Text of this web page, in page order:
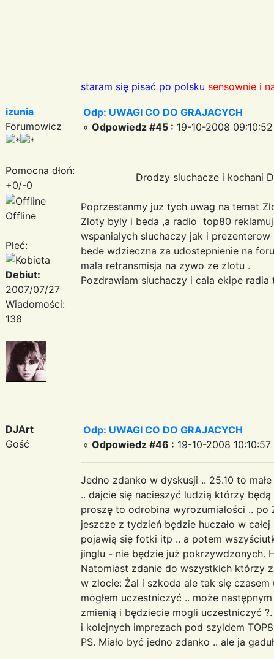
staram się pisać po polsku sensownie i
izunia
Forumowicz
Pomocna dłoń:
+0/-0
Offline
Płeć:
Debiut:
2007/07/27
Wiadomości:
138
Odp: UWAGI CO DO GRAJACYCH
« Odpowiedz #45 : 19-10-2008
Drodzy sluchacze i kochani
Poprzestanmy juz tych uwag na temat
Zloty byly i beda ,a radio top80
wspanialych sluchaczy jak i
bede wdzieczna za udostepnienie na
mala retransmisja na zywo ze zlotu .
Pozdrawiam sluchaczy i cala ekipe
DJArt
Gość
Odp: UWAGI CO DO GRAJACYCH
« Odpowiedz #46 : 19-10-2008 10:10:57
Jedno zdanko w dyskusji .. 25.10 to
.. dajcie się nacieszyć ludzią którzy
proszę to odrobina wyrozumiałości ..
jeszcze z tydzień będzie huczało w
pojawią się fotki itp .. a potem
jinglu - nie będzie już pokrzywdzonych.
Natomiast zdanie do wszystkich którzy
w zlocie: Żal i szkoda ale tak się
mogłem uczestniczyć .. może
zmienią i będziecie mogli uczestniczyć
i kolejnych imprezach pod szyldem
PS. Miało być jedno zdanko .. ale ja